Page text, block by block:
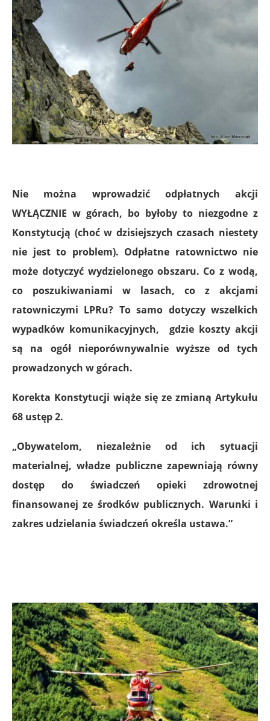
Nie można wprowadzić odpłatnych akcji
WYŁĄCZNIE w górach, bo byłoby to niezgodne z
Konstytucją (choć w dzisiejszych czasach niestety
nie jest to problem). Odpłatne ratownictwo nie
może dotyczyć wydzielonego obszaru. Co z wodą,
co poszukiwaniami w lasach, co z akcjami
ratowniczymi LPRu? To samo dotyczy wszelkich
wypadków komunikacyjnych, gdzie koszty akcji
są na ogół nieporównywalnie wyższe od tych
prowadzonych w górach.
Korekta Konstytucji wiąże się ze zmianą Artykułu
68 ustęp 2.
„Obywatelom, niezależnie od ich sytuacji
materialnej, władze publiczne zapewniają równy
dostęp do świadczeń opieki zdrowotnej
finansowanej ze środków publicznych. Warunki i
zakres udzielania świadczeń określa ustawa.”